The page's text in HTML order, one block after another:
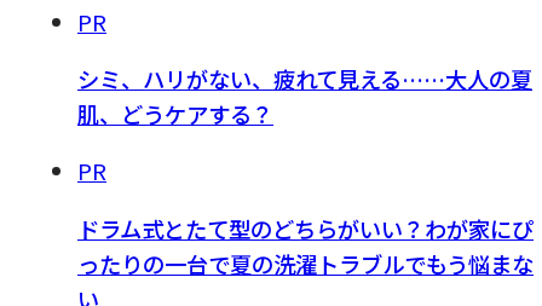
PR
シミ、ハリがない、疲れて見える……大人の夏
肌、どうケアする？
PR
ドラム式とたて型のどちらがいい？わが家にぴ
ったりの一台で夏の洗濯トラブルでもう悩まな
い